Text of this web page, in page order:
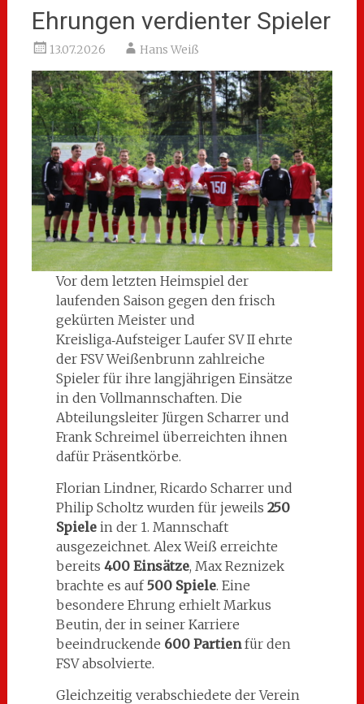
Ehrungen verdienter Spieler
13.07.2026 Hans Weiß
Vor dem letzten Heimspiel der
laufenden Saison gegen den frisch
gekürten Meister und
Kreisliga‑Aufsteiger Laufer SV II ehrte
der FSV Weißenbrunn zahlreiche
Spieler für ihre langjährigen Einsätze
in den Vollmannschaften. Die
Abteilungsleiter Jürgen Scharrer und
Frank Schreimel überreichten ihnen
dafür Präsentkörbe.
Florian Lindner, Ricardo Scharrer und
Philip Scholtz wurden für jeweils 250
Spielein der 1. Mannschaft
ausgezeichnet. Alex Weiß erreichte
bereits 400 Einsätze, Max Reznizek
brachte es auf500 Spiele. Eine
besondere Ehrung erhielt Markus
Beutin, der in seiner Karriere
beeindruckende 600 Partienfür den
FSV absolvierte.
Gleichzeitig verabschiedete der Verein